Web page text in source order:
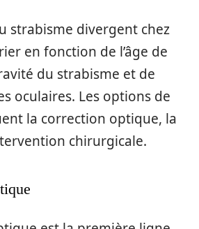
strabisme divergent chez
en fonction de l’âge de
du strabisme et de
oculaires. Les options de
la correction optique, la
chirurgicale.